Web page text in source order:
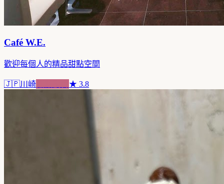
Café W.E.
歡迎每個人的精品甜點空間
🇯🇵川崎 ★ 3.8